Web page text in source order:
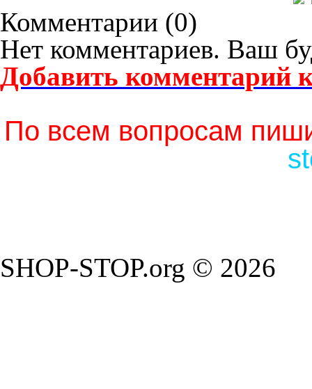
Комментарии (0)
Нет комментариев. Ваш
Добавить комментарий
По всем вопросам
SHOP-STOP.org © 2026